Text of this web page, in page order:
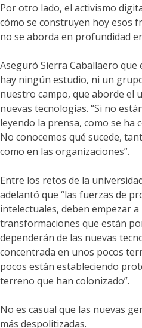
Por otro lado, el activismo
cómo se construyen hoy esos
no se aborda en profundidad
Aseguró Sierra Caballaero que
hay ningún estudio, ni un
nuestro campo, que aborde el
nuevas tecnologías. “Si no
leyendo la prensa, como se ha
No conocemos qué sucede,
como en las organizaciones”.
Entre los retos de la
adelantó que “las fuerzas de
intelectuales, deben empezar a
transformaciones que están
dependerán de las nuevas
concentrada en unos pocos
pocos están estableciendo
terreno que han colonizado”.
No es casual que las nuevas
más despolitizadas.